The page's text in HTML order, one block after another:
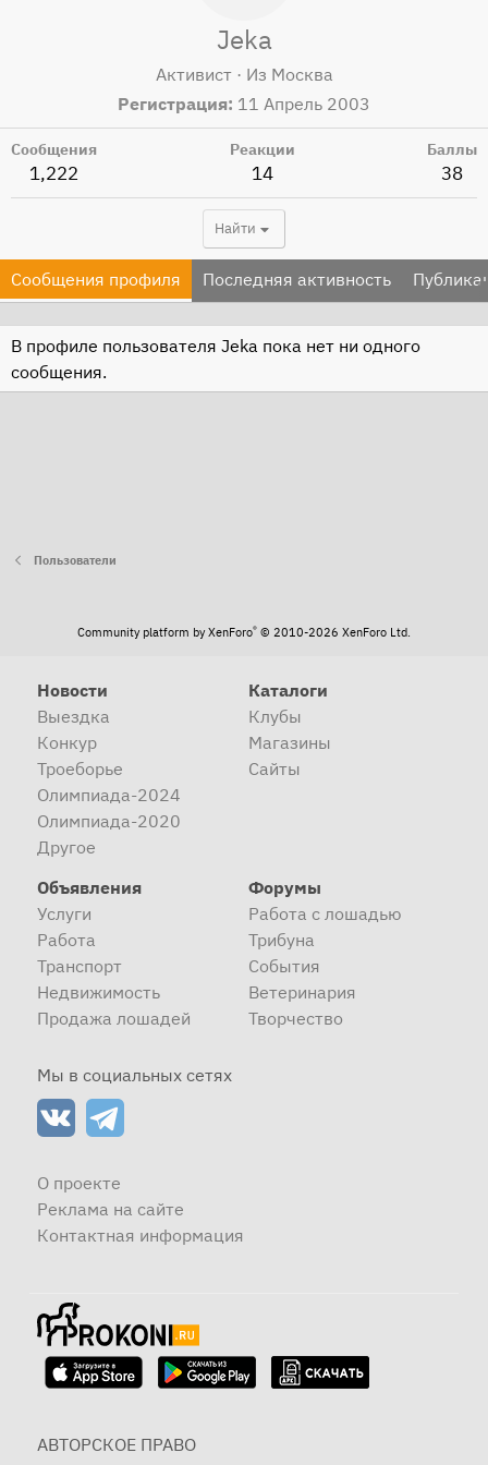
Jeka
Активист · Из Москва
Регистрация 11 Апрель 2003
Сообщения
1,222
Реакции
14
Баллы
38
Найти
Сообщения профиля Последняя активность
В профиле пользователя Jeka пока нет ни одного
сообщения.
Пользователи
Community platform by XenForo® © 2010-2026 XenForo Ltd.
Новости
Выездка
Конкур
Троеборье
Олимпиада-2024
Олимпиада-2020
Другое
Каталоги
Клубы
Магазины
Сайты
Объявления
Услуги
Работа
Транспорт
Недвижимость
Продажа лошадей
Форумы
Работа с лошадью
Трибуна
События
Ветеринария
Творчество
Мы в социальных сетях
О проекте
Реклама на сайте
Контактная информация
АВТОРСКОЕ ПРАВО